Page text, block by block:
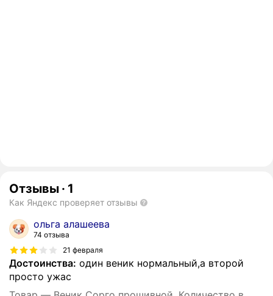
Отзывы · 1
Как Яндекс проверяет отзывы
ольга алашеева
74 отзыва
21 февраля
Достоинства: один веник нормальный,а второй
просто ужас